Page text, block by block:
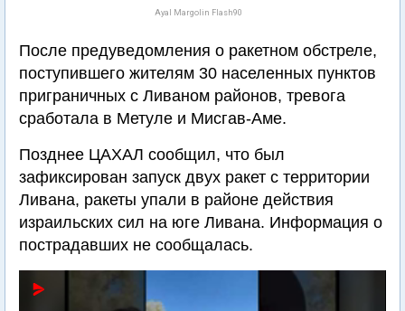
Ayal Margolin Flash90
После предуведомления о ракетном обстреле,
поступившего жителям 30 населенных пунктов
приграничных с Ливаном районов, тревога
сработала в Метуле и Мисгав-Аме.
Позднее ЦАХАЛ сообщил, что был
зафиксирован запуск двух ракет с территории
Ливана, ракеты упали в районе действия
израильских сил на юге Ливана. Информация о
пострадавших не сообщалась.